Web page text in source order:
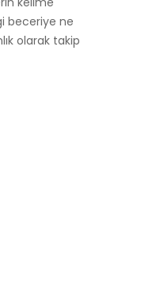
beceriye ne
olarak takip